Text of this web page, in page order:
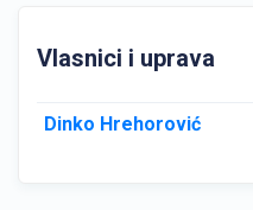
Vlasnici i uprava
Dinko Hrehorović